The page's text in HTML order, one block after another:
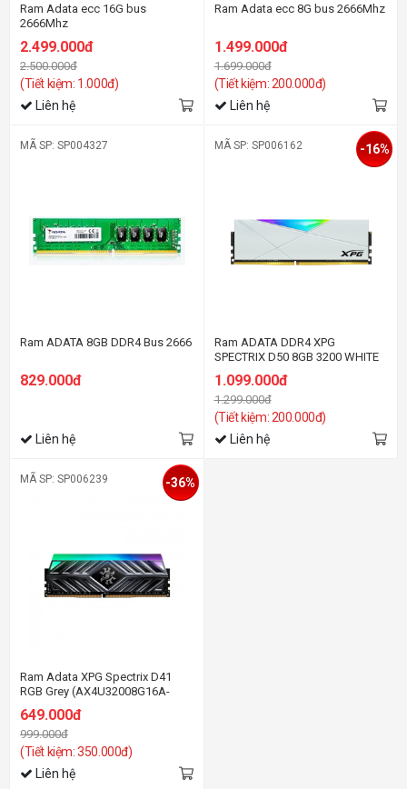
Ram Adata ecc 16G bus
2666Mhz
2.499.000đ
2.500.000đ
(Tiết kiệm: 1.000đ)
Liên hệ
Ram Adata ecc 8G bus 2666Mhz
1.499.000đ
1.699.000đ
(Tiết kiệm: 200.000đ)
Liên hệ
MÃ SP: SP004327
Ram ADATA 8GB DDR4 Bus 2666
829.000đ
Liên hệ
MÃ SP: SP006162
Ram ADATA DDR4 XPG
SPECTRIX D50 8GB 3200 WHITE
1.099.000đ
1.299.000đ
(Tiết kiệm: 200.000đ)
-16%
Liên hệ
MÃ SP: SP006239
Ram Adata XPG Spectrix D41
RGB Grey (AX4U32008G16A-
3200Mhz
649.000đ
999.000đ
(Tiết kiệm: 350.000đ)
-36%
Liên hệ